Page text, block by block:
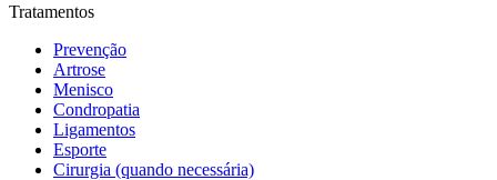
Tratamentos
Prevenção
Artrose
Menisco
Condropatia
Ligamentos
Esporte
Cirurgia (quando necessária)